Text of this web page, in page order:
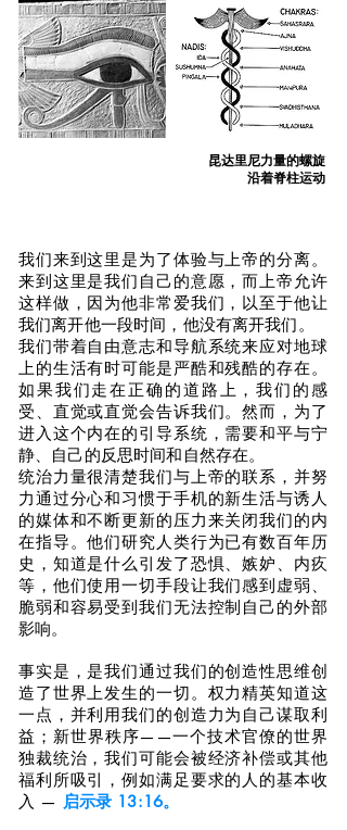
昆达里尼力量的螺旋
沿着脊柱运动
我们来到这里是为了体验与上帝的分离。
来到这里是我们自己的意愿，而上帝允许
这样做，因为他非常爱我们，以至于他让
我们离开他一段时间，他没有离开我们。
我们带着自由意志和导航系统来应对地球
上的生活有时可能是严酷和残酷的存在。
如果我们走在正确的道路上，我们的感
受、直觉或直觉会告诉我们。然而，为了
进入这个内在的引导系统，需要和平与宁
静、自己的反思时间和自然存在。
统治力量很清楚我们与上帝的联系，并努
力通过分心和习惯于手机的新生活与诱人
的媒体和不断更新的压力来关闭我们的内
在指导。他们研究人类行为已有数百年历
史，知道是什么引发了恐惧、嫉妒、内疚
等，他们使用一切手段让我们感到虚弱、
脆弱和容易受到我们无法控制自己的外部
影响。
事实是，是我们通过我们的创造性思维创
造了世界上发生的一切。权力精英知道这
一点，并利用我们的创造力为自己谋取利
益；新世界秩序——一个技术官僚的世界
独裁统治，我们可能会被经济补偿或其他
福利所吸引，例如满足要求的人的基本收
入 — 启示录 13:16。